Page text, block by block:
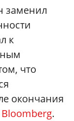
заменил
к
что
окончания
Bloomberg.